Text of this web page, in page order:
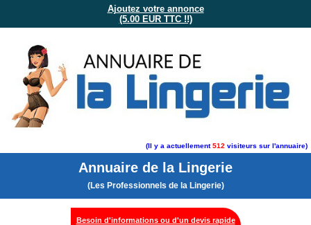
Ajoutez votre annonce
(5.00 EUR TTC !!)
(Il y a actuellement512 visiteurs sur l'annuaire)
Annuaire de la Lingerie
(Les Professionnels de la Lingerie)
Besoin d'informations ou d'un devis rapide